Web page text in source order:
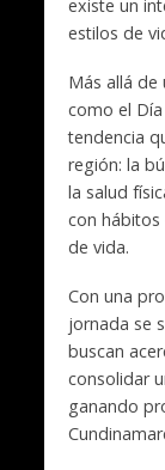
existe un
estilos de
Más allá de
como el
tendencia
región: la
la salud
con hábitos
de vida.
Con una
jornada se
buscan
consolidar
ganando